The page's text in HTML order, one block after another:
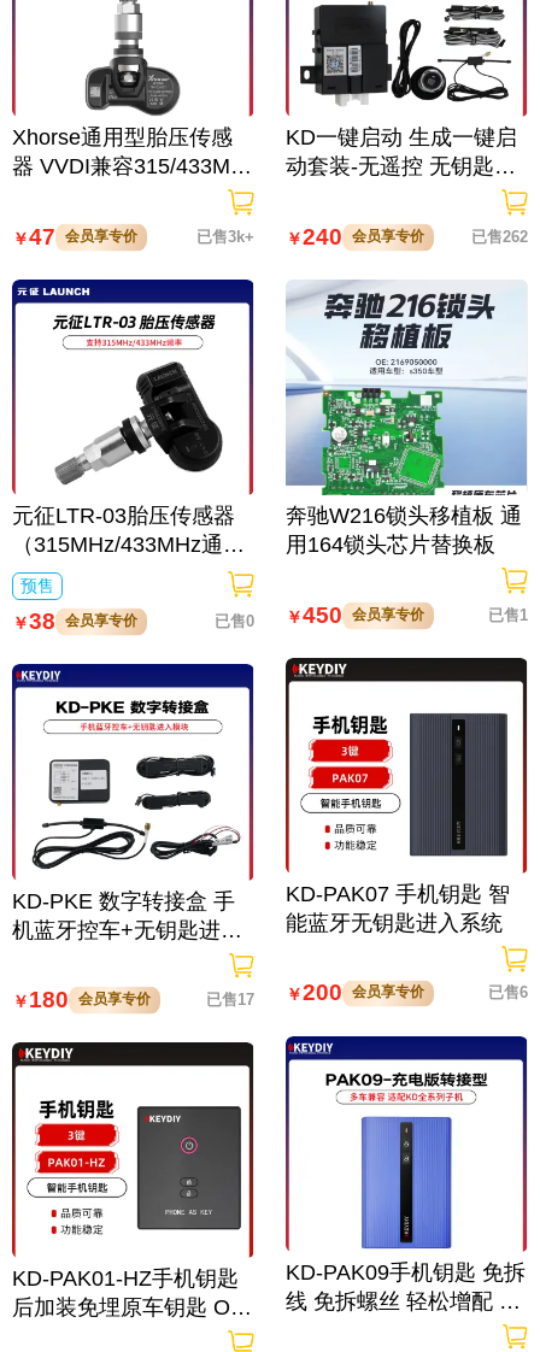
Xhorse通用型胎压传感
器 VVDI兼容315/433Mhz
￥47 会员享专价 已售3k+
元征LTR-03胎压传感器
（315MHz/433MHz通
用）
预售
￥38 会员享专价 已售0
KD-PKE 数字转接盒 手
机蓝牙控车+无钥匙进入
￥180 会员享专价 已售17
KD-PAK01-HZ手机钥匙
后加装免埋原车钥匙 OT
KD一键启动 生成一键启
动套装-无遥控 无钥匙进
￥240 会员享专价 已售262
奔驰W216锁头移植板 通
用164锁头芯片替换板
￥450 会员享专价 已售1
KD-PAK07 手机钥匙 智
能蓝牙无钥匙进入系统
￥200 会员享专价 已售6
KD-PAK09手机钥匙 免拆
线 免拆螺丝 轻松增配 支
持大众奥迪保时捷奔驰等